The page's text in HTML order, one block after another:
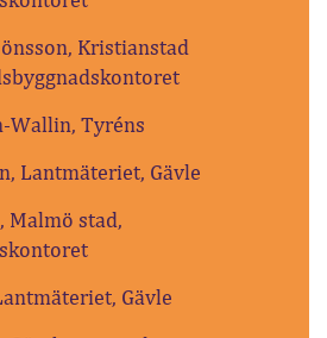
Kristianstad
Wallin, Tyréns
Lantmäteriet, Gävle
Malmö stad,
Gävle